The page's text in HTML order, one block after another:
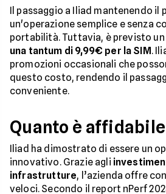
Il passaggio a Iliad mantenendo il
un'operazione semplice e senza
portabilità. Tuttavia, è previsto un
una tantum di 9,99€ per la SIM.
promozioni occasionali che
questo costo, rendendo il
conveniente.
Quanto è
Iliad ha dimostrato di essere un
innovativo. Grazie agli
infrastrutture, l’azienda offre
veloci. Secondo il report nPerf